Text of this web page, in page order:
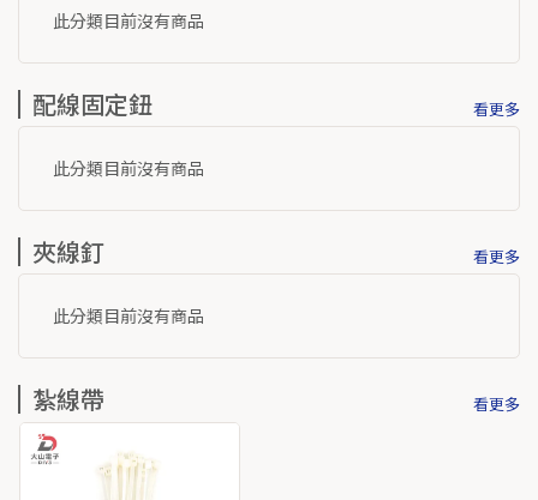
此分類目前沒有商品
配線固定鈕 看更多
此分類目前沒有商品
夾線釘 看更多
此分類目前沒有商品
紮線帶 看更多